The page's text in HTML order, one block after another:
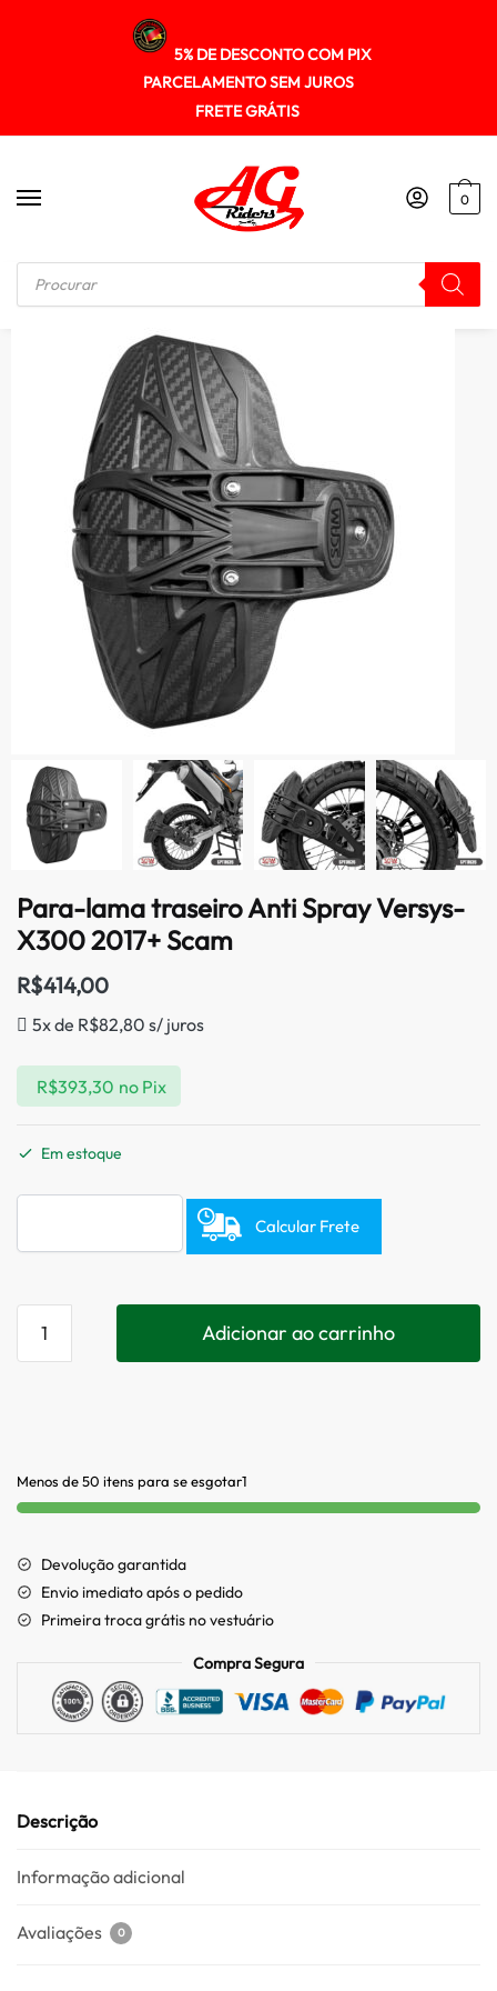
5% DE DESCONTO COM PIX
PARCELAMENTO SEM JUROS
FRETE GRÁTIS
0
Início / ANTI-SPRAI PARA-LAMA Para-lama traseiro Anti Spray Versys-X300 2017+ Scam
Para-lama traseiro Anti Spray Versys-
X300 2017+ Scam
R$414,00
5x de R$82,80 s/ juros
R$393,30 no Pix
Em estoque
Calcular Frete
Adicionar ao carrinho
Menos de 50 itens para se esgotar1
Devolução garantida
Envio imediato após o pedido
Primeira troca grátis no vestuário
Compra Segura
Descrição
Informação adicional
Avaliações 0